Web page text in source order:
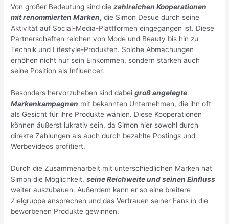
Von großer Bedeutung sind diezahlreichen Kooperationen
mit renommierten Marken, die Simon Desue durch seine
Aktivität auf Social-Media-Plattformen eingegangen ist. Diese
Partnerschaften reichen von Mode und Beauty bis hin zu
Technik und Lifestyle-Produkten. Solche Abmachungen
erhöhen nicht nur sein Einkommen, sondern stärken auch
seine Position als Influencer.
Besonders hervorzuheben sind dabeigroß angelegte
Markenkampagnen mit bekannten Unternehmen, die ihn oft
als Gesicht für ihre Produkte wählen. Diese Kooperationen
können äußerst lukrativ sein, da Simon hier sowohl durch
direkte Zahlungen als auch durch bezahlte Postings und
Werbevideos profitiert.
Durch die Zusammenarbeit mit unterschiedlichen Marken hat
Simon die Möglichkeit,seine Reichweite und seinen Einfluss
weiter auszubauen. Außerdem kann er so eine breitere
Zielgruppe ansprechen und das Vertrauen seiner Fans in die
beworbenen Produkte gewinnen.